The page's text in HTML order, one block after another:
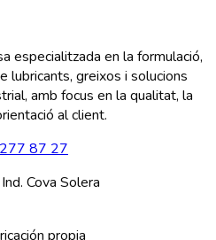
especialitzada en la formulació,
lubricants, greixos i solucions
amb focus en la qualitat, la
al client.
87 27
Cova Solera
propia